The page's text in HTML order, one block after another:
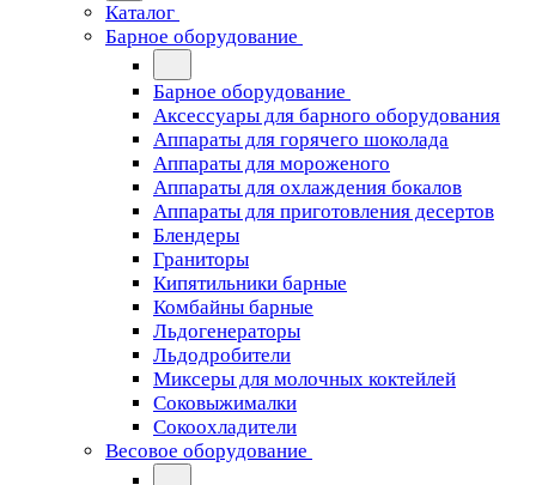
Каталог
Барное оборудование
Барное оборудование
Аксессуары для барного оборудования
Аппараты для горячего шоколада
Аппараты для мороженого
Аппараты для охлаждения бокалов
Аппараты для приготовления десертов
Блендеры
Граниторы
Кипятильники барные
Комбайны барные
Льдогенераторы
Льдодробители
Миксеры для молочных коктейлей
Соковыжималки
Сокоохладители
Весовое оборудование